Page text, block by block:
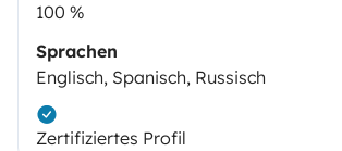
100 %
Sprachen
Englisch, Spanisch, Russisch
Zertifiziertes Profil